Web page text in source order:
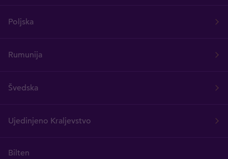
Poljska
Rumunija
Švedska
Ujedinjeno Kraljevstvo
Bilten